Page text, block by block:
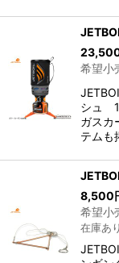
希望小
シュ
ガスカ
テムも
8,500
希望小
在庫あり